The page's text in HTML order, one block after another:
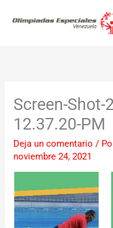
Screen-Shot-
12.37.20-PM
Deja un comentario /
noviembre 24, 2021